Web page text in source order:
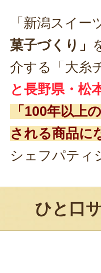
「新潟スイー
菓子づくり」
介する「大糸
と長野県・松
「100年以上
される商品に
シェフパティ
ひと口